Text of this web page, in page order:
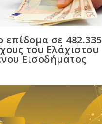
επίδομα σε 482.335
του Ελάχιστου
Εισοδήματος